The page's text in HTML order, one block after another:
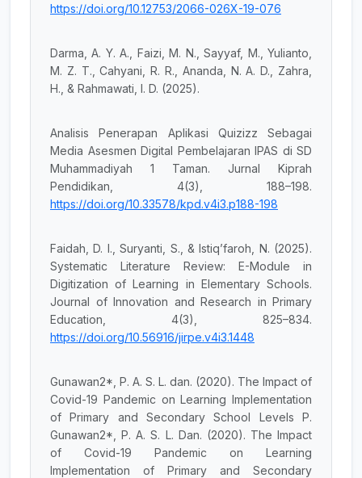
https://doi.org/10.12753/2066-026X-19-076
Darma, A. Y. A., Faizi, M. N., Sayyaf, M., Yulianto,
M. Z. T., Cahyani, R. R., Ananda, N. A. D., Zahra,
H., & Rahmawati, I. D. (2025).
Analisis Penerapan Aplikasi Quizizz Sebagai
Media Asesmen Digital Pembelajaran IPAS di SD
Muhammadiyah 1 Taman. Jurnal Kiprah
Pendidikan, 4(3), 188–198.
https://doi.org/10.33578/kpd.v4i3.p188-198
Faidah, D. I., Suryanti, S., & Istiq’faroh, N. (2025).
Systematic Literature Review: E-Module in
Digitization of Learning in Elementary Schools.
Journal of Innovation and Research in Primary
Education, 4(3), 825–834.
https://doi.org/10.56916/jirpe.v4i3.1448
Gunawan2*, P. A. S. L. dan. (2020). The Impact of
Covid-19 Pandemic on Learning Implementation
of Primary and Secondary School Levels P.
Gunawan2*, P. A. S. L. Dan. (2020). The Impact
of Covid-19 Pandemic on Learning
Implementation of Primary and Secondary